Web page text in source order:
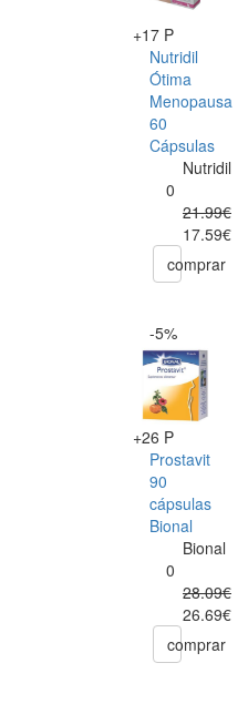
+17 P
Nutridil
Ótima
Menopausa
60
Cápsulas
Nutridil
0
21.99€
17.59€
comprar
-5%
+26 P
Prostavit
90
cápsulas
Bional
Bional
0
28.09€
26.69€
comprar